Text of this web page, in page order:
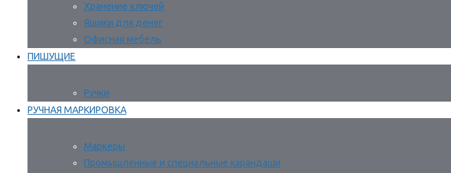
Хранение ключей
Ящики для денег
Офисная мебель
ПИШУЩИЕ
Ручки
РУЧНАЯ МАРКИРОВКА
Маркеры
Промышленные и специальные карандаши